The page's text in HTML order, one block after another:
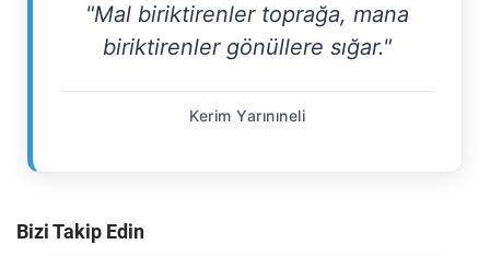
"Mal biriktirenler toprağa, mana
biriktirenler gönüllere sığar."
Kerim Yarınıneli
Bizi Takip Edin